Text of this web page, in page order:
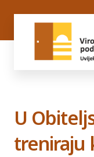
U
treniraju